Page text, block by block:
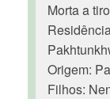
Morta a
Origem:
Filhos: